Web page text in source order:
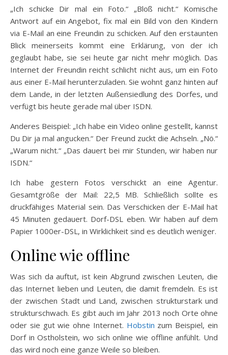
„Ich schicke Dir mal ein Foto.“ „Bloß nicht.“ Komische
Antwort auf ein Angebot, fix mal ein Bild von den Kindern
via E-Mail an eine Freundin zu schicken. Auf den erstaunten
Blick meinerseits kommt eine Erklärung, von der ich
geglaubt habe, sie sei heute gar nicht mehr möglich. Das
Internet der Freundin reicht schlicht nicht aus, um ein Foto
aus einer E-Mail herunterzuladen. Sie wohnt ganz hinten auf
dem Lande, in der letzten Außensiedlung des Dorfes, und
verfügt bis heute gerade mal über ISDN.
Anderes Beispiel: „Ich habe ein Video online gestellt, kannst
Du Dir ja mal angucken.“ Der Freund zuckt die Achseln. „Nö.“
„Warum nicht.“ „Das dauert bei mir Stunden, wir haben nur
ISDN.“
Ich habe gestern Fotos verschickt an eine Agentur.
Gesamtgröße der Mail: 22,5 MB. Schließlich sollte es
druckfähiges Material sein. Das Verschicken der E-Mail hat
45 Minuten gedauert. Dorf-DSL eben. Wir haben auf dem
Papier 1000er-DSL, in Wirklichkeit sind es deutlich weniger.
Online wie offline
Was sich da auftut, ist kein Abgrund zwischen Leuten, die
das Internet lieben und Leuten, die damit fremdeln. Es ist
der zwischen Stadt und Land, zwischen strukturstark und
strukturschwach. Es gibt auch im Jahr 2013 noch Orte ohne
oder sie gut wie ohne Internet. Hobstin zum Beispiel, ein
Dorf in Ostholstein, wo sich online wie offline anfühlt. Und
das wird noch eine ganze Weile so bleiben.